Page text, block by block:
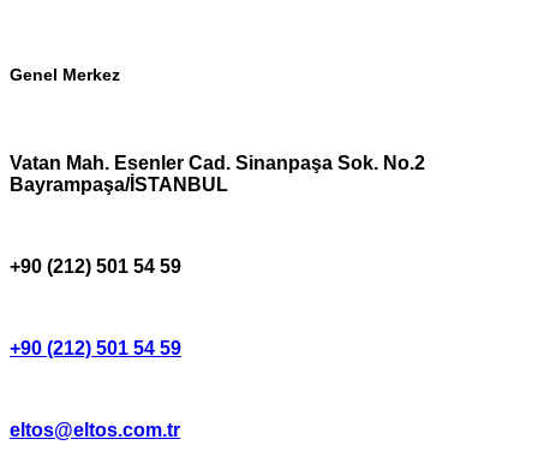
Genel Merkez
Vatan Mah. Esenler Cad. Sinanpaşa Sok. No.2
Bayrampaşa/İSTANBUL
+90 (212) 501 54 59
+90 (212) 501 54 59
eltos@eltos.com.tr